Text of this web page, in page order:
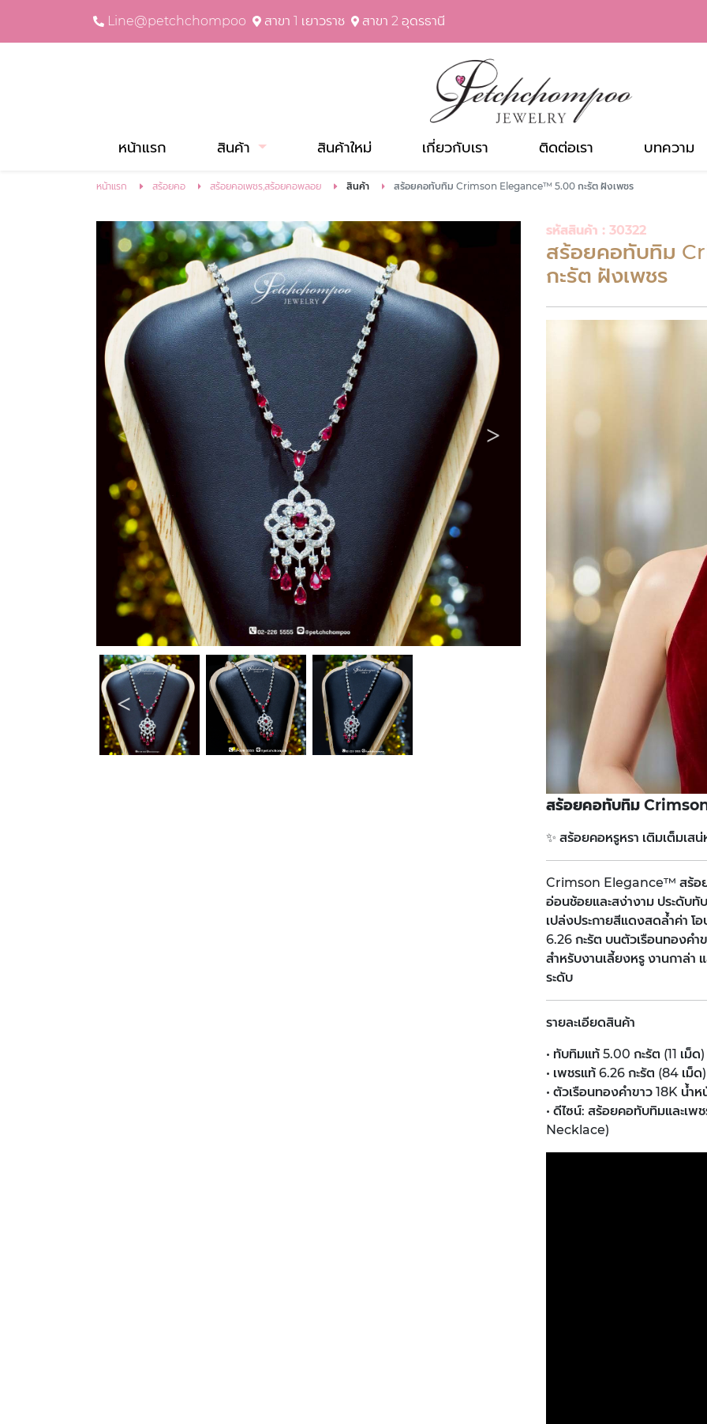
Line@petchchompoo สาขา 1 เยาวราช สาขา 2 อุดรธานี
หน้าแรก สินค้า สินค้าใหม่ เกี่ยวกับเรา ติดต่อเรา บทความ
หน้าแรก สร้อยคอ สร้อยคอเพชร,สร้อยคอพลอย สินค้า สร้อยคอทับทิม Crimson Elegance™ 5.00 กะรัต ฝังเพชร
รหัสสินค้า : 30322
สร้อยคอทับทิม
กะรัต ฝังเพชร
สร้อยคอทับทิม
✨ สร้อยคอหรูหรา เติมเต็มเส
Crimson Elegance™ สร้อย
อ่อนช้อยและสง่างาม ประดับทั
เปล่งประกายสีแดงสดล้ำค่า โ
6.26 กะรัต บนตัวเรือนทองคำ
สำหรับงานเลี้ยงหรู งานกาล่า
ระดับ
รายละเอียดสินค้า
• ทับทิมแท้ 5.00 กะรัต (11 เม็ด)
• เพชรแท้ 6.26 กะรัต (84 เม็ด)
• ตัวเรือนทองคำขาว 18K น้ำ
• ดีไซน์: สร้อยคอทับทิมและเ
Necklace)